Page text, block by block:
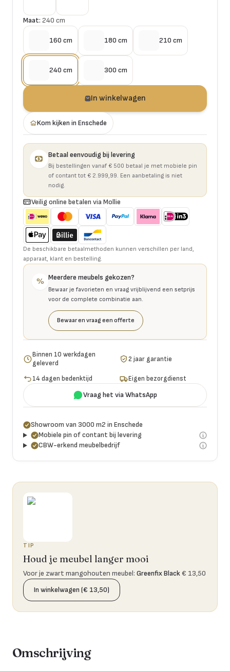
Maat: 240 cm
160 cm 180 cm 210 cm
240 cm 300 cm
In winkelwagen
Kom kijken in Enschede
Betaal eenvoudig bij levering
Bij bestellingen vanaf € 500 betaal je met mobiele pin
of contant tot € 2.999,99. Een aanbetaling is niet
nodig.
Veilig online betalen via Mollie
De beschikbare betaalmethoden kunnen verschillen per land,
apparaat, klant en bestelling.
% Meerdere meubels gekozen?
Bewaar je favorieten en vraag vrijblijvend een setprijs
voor de complete combinatie aan.
Bewaar en vraag een offerte
Binnen 10 werkdagen
geleverd
2 jaar garantie
14 dagen bedenktijd Eigen bezorgdienst
Vraag het via WhatsApp
Showroom van 3000 m2 in Enschede
Mobiele pin of contant bij levering
CBW-erkend meubelbedrijf
TIP
Houd je meubel langer mooi
Voor je zwart mangohouten meubel: Greenfix Black€ 13,50
In winkelwagen (€ 13,50)
Omschrijving